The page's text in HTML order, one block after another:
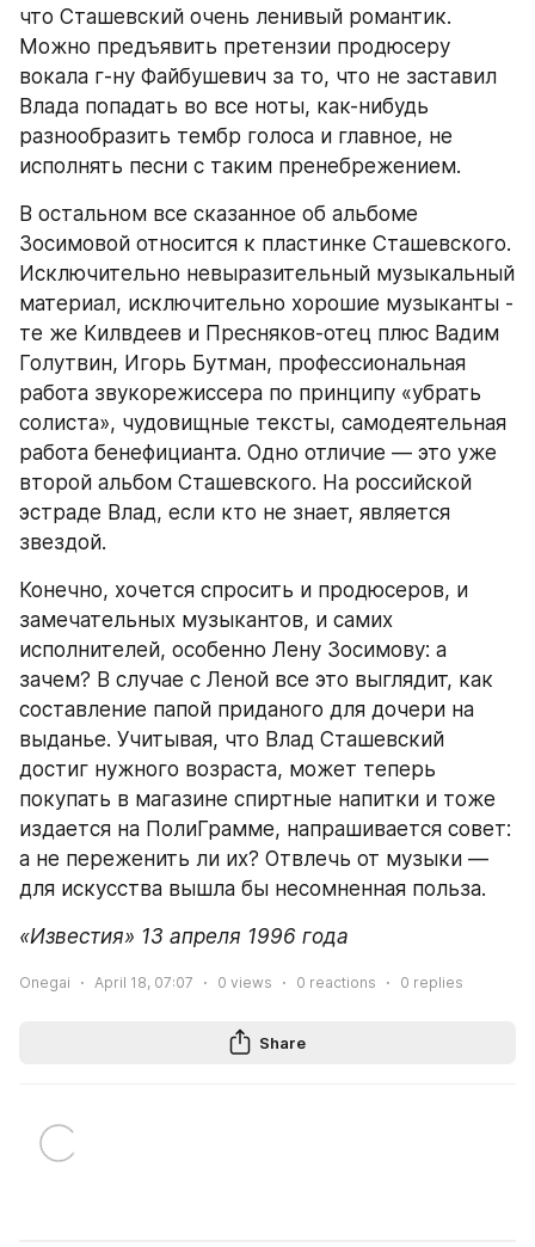
что Сташевский очень ленивый романтик.
Можно предъявить претензии продюсеру
вокала г-ну Файбушевич за то, что не заставил
Влада попадать во все ноты, как-нибудь
разнообразить тембр голоса и главное, не
исполнять песни с таким пренебрежением.
В остальном все сказанное об альбоме
Зосимовой относится к пластинке Сташевского.
Исключительно невыразительный музыкальный
материал, исключительно хорошие музыканты -
те же Килвдеев и Пресняков-отец плюс Вадим
Голутвин, Игорь Бутман, профессиональная
работа звукорежиссера по принципу «убрать
солиста», чудовищные тексты, самодеятельная
работа бенефицианта. Одно отличие — это уже
второй альбом Сташевского. На российской
эстраде Влад, если кто не знает, является
звездой.
Конечно, хочется спросить и продюсеров, и
замечательных музыкантов, и самих
исполнителей, особенно Лену Зосимову: а
зачем? В случае с Леной все это выглядит, как
составление папой приданого для дочери на
выданье. Учитывая, что Влад Сташевский
достиг нужного возраста, может теперь
покупать в магазине спиртные напитки и тоже
издается на ПолиГрамме, напрашивается совет:
а не переженить ли их? Отвлечь от музыки —
для искусства вышла бы несомненная польза.
«Известия» 13 апреля 1996 года
Onegai April 18, 07:07 0 views 0 reactions 0 replies
Share